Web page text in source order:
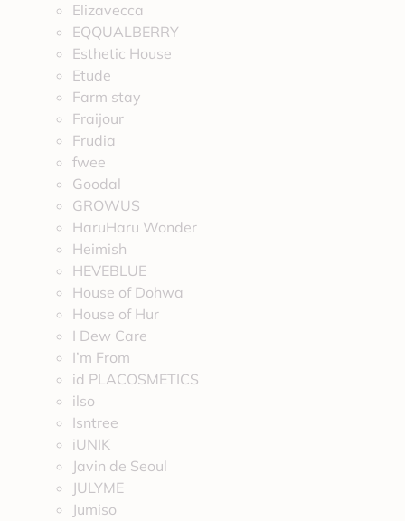
Elizavecca
EQQUALBERRY
Esthetic House
Etude
Farm stay
Fraijour
Frudia
fwee
Goodal
GROWUS
HaruHaru Wonder
Heimish
HEVEBLUE
House of Dohwa
House of Hur
I Dew Care
I’m From
id PLACOSMETICS
ilso
Isntree
iUNIK
Javin de Seoul
JULYME
Jumiso